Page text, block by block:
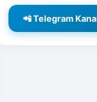
📲 Telegram